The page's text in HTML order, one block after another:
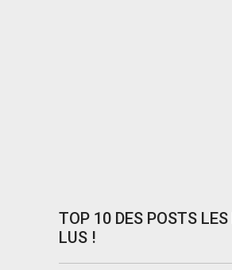
TOP 10 DES POSTS
LUS !